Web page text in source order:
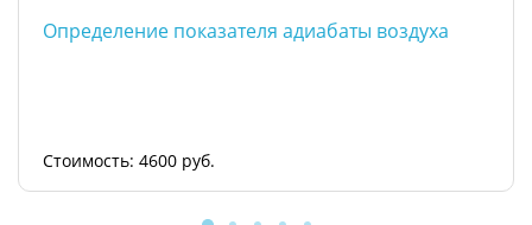
Определение показателя адиабаты воздуха
Стоимость: 4600 руб.